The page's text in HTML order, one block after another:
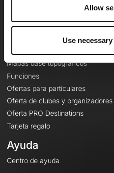
Allow
Use
Le Mag'
Mapas base topográficos
Funciones
Ofertas para particulares
Oferta de clubes y organizadores
Oferta PRO Destinations
Tarjeta regalo
Ayuda
Centro de ayuda